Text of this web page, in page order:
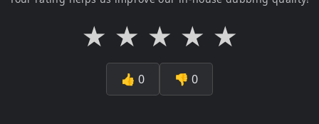
★ ★ ★ ★ ★
👍 0 👎 0